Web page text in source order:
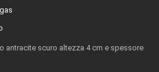
antracite scuro altezza 4 cm e spessore